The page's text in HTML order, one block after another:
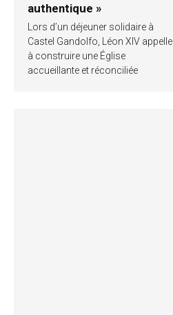
authentique »
Lors d’un déjeuner solidaire à
Castel Gandolfo, Léon XIV appelle
à construire une Église
accueillante et réconciliée